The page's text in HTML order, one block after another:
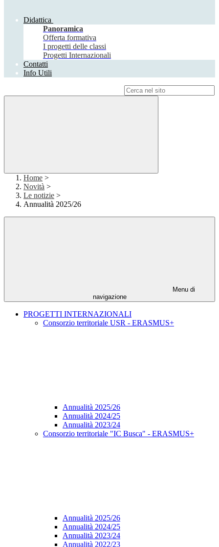
Didattica
Panoramica
Offerta formativa
I progetti delle classi
Progetti Internazionali
Contatti
Info Utili
Home >
Novità >
Le notizie >
Annualità 2025/26
Menu di
navigazione
PROGETTI INTERNAZIONALI
Consorzio territoriale USR - ERASMUS+
Annualità 2025/26
Annualità 2024/25
Annualità 2023/24
Consorzio territoriale "IC Busca" - ERASMUS+
Annualità 2025/26
Annualità 2024/25
Annualità 2023/24
Annualità 2022/23